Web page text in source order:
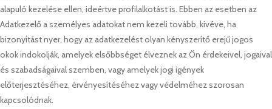
alapuló kezelése ellen, ideértve profilalkotást is. Ebben az esetben az
Adatkezelő a személyes adatokat nem kezeli tovább, kivéve, ha
bizonyítást nyer, hogy az adatkezelést olyan kényszerítő erejű jogos
okok indokolják, amelyek elsőbbséget élveznek az Ön érdekeivel, jogaival
és szabadságaival szemben, vagy amelyek jogi igények
előterjesztéséhez, érvényesítéséhez vagy védelméhez szorosan
kapcsolódnak.